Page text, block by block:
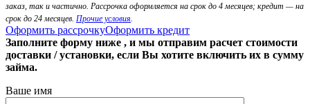
заказ, так и частично. Рассрочка оформляется на срок до 4 месяцев; кредит — на
срок до 24 месяцев. Прочие условия
Оформить рассрочкуОформить кредит
Заполните форму ниже , и мы отправим расчет стоимости
доставки / установки, если Вы хотите включить их в сумму
займа.
Ваше имя